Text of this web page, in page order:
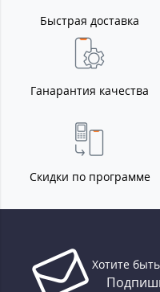
Быстрая доставка
Ганарантия качества
Скидки по программе
Хотите